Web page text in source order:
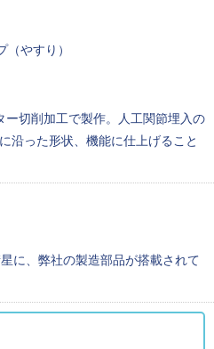
（やすり）
切削加工で製作。人工関節埋入の
沿った形状、機能に仕上げること
に、弊社の製造部品が搭載されて